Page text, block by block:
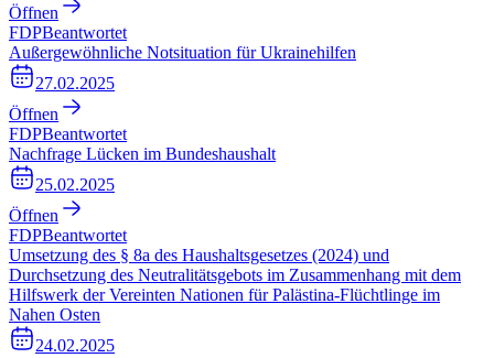
Öffnen
FDPBeantwortet
Außergewöhnliche Notsituation für Ukrainehilfen
27.02.2025
Öffnen
FDPBeantwortet
Nachfrage Lücken im Bundeshaushalt
25.02.2025
Öffnen
FDPBeantwortet
Umsetzung des § 8a des Haushaltsgesetzes (2024) und
Durchsetzung des Neutralitätsgebots im Zusammenhang mit dem
Hilfswerk der Vereinten Nationen für Palästina-Flüchtlinge im
Nahen Osten
24.02.2025